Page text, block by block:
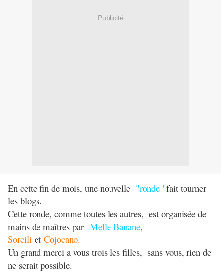
Publicité
En cette fin de mois, une nouvelle "ronde "fait tourner
les blogs.
Cette ronde, comme toutes les autres, est organisée de
mains de maîtres par Melle Banane,
Sorcili et Cojocano.
Un grand merci a vous trois les filles, sans vous, rien de
ne serait possible.